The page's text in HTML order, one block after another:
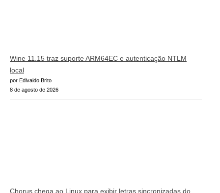
Wine 11.15 traz suporte ARM64EC e autenticação NTLM
local
por Edivaldo Brito
8 de agosto de 2026
Chorus chega ao Linux para exibir letras sincronizadas do